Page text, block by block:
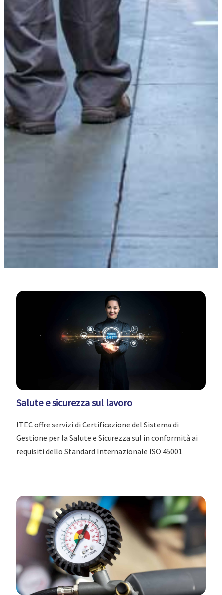
Salute e sicurezza sul lavoro
ITEC offre servizi di Certificazione del Sistema di
Gestione per la Salute e Sicurezza sul in conformità ai
requisiti dello Standard Internazionale ISO 45001